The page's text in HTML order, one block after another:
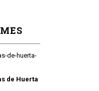
de Huerta